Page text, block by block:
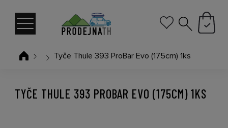
Tyče Thule 393 ProBar Evo (175cm) 1ks
TYČE THULE 393 PROBAR EVO (175CM) 1KS